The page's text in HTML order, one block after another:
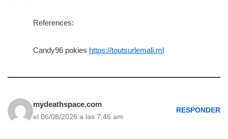
References:
Candy96 pokies https://toutsurlemali.ml
mydeathspace.com
el 06/08/2026 a las 7:46 am
RESPONDER